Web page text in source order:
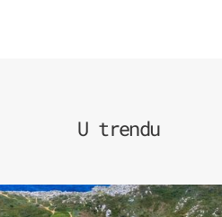
U trendu